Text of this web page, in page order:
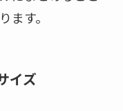
ます。
イズ